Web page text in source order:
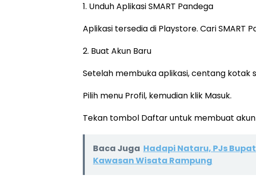
1. Unduh Aplikasi SMART Pandega
Aplikasi tersedia di Playstore. Cari SMART
2. Buat Akun Baru
Setelah membuka aplikasi, centang kotak
Pilih menu Profil, kemudian klik Masuk.
Tekan tombol Daftar untuk membuat
Baca Juga Hadapi Nataru, PJs
Kawasan Wisata Rampung